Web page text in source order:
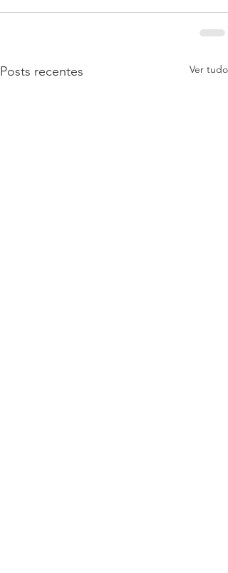
Posts recentes Ver tudo